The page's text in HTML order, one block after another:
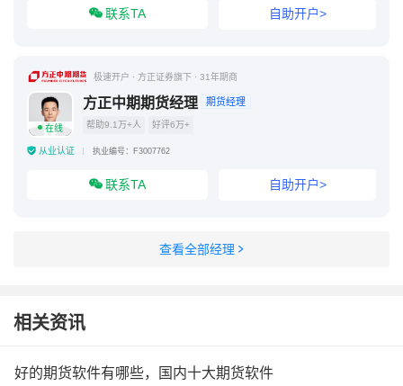
联系TA 自助开户>
极速开户 · 方正证券旗下 · 31年期商
在线
方正中期期货经理 期货经理
帮助9.1万+人 好评6万+
从业认证 执业编号：F3007762
联系TA 自助开户>
查看全部经理
相关资讯
好的期货软件有哪些，国内十大期货软件